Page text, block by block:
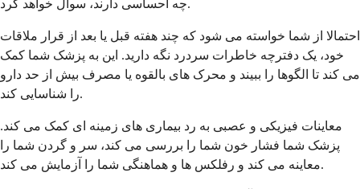
چه احساسی دارند، سوال خواهد کرد.
احتمالا از شما خواسته می شود که چند هفته قبل یا بعد از قرار ملاقات
خود، یک دفترچه خاطرات سردرد نگه دارید. این به پزشک شما کمک
می کند تا الگوها را ببیند و محرک های بالقوه یا مصرف بیش از حد دارو
را شناسایی کند.
معاینات فیزیکی و عصبی به رد بیماری های زمینه ای کمک می کند.
پزشک شما فشار خون شما را بررسی می کند، سر و گردن شما را
معاینه می کند و رفلکس ها و هماهنگی شما را آزمایش می کند.